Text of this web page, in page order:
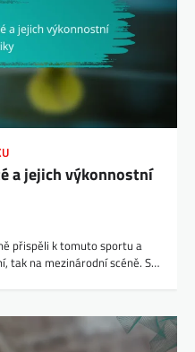
a jejich výkonnostní
přispěli k tomuto sportu a
tak na mezinárodní scéně. S…